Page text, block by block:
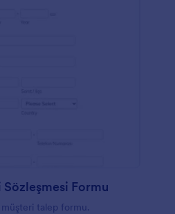
Formu
talep formu.